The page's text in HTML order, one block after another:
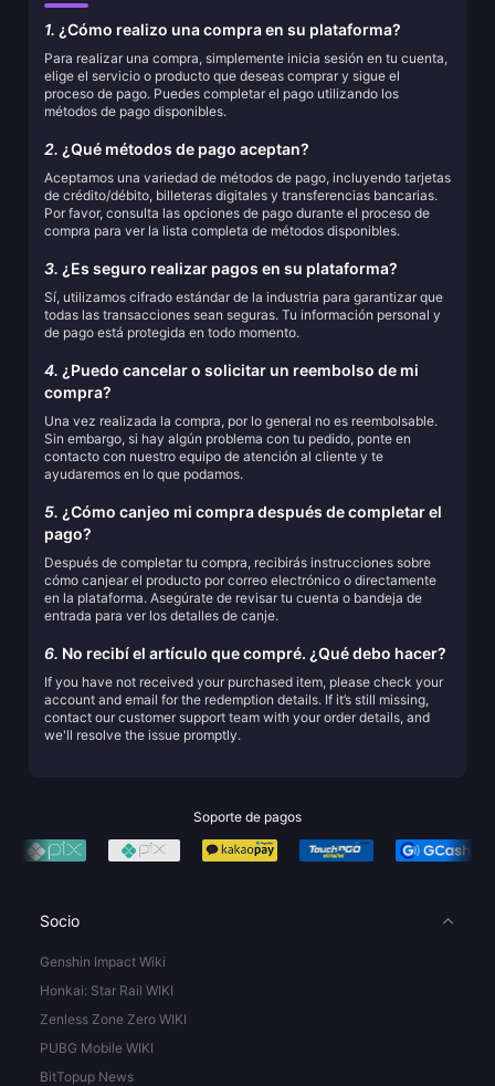
1. ¿Cómo realizo una compra en su plataforma?
Para realizar una compra, simplemente inicia sesión en tu cuenta,
elige el servicio o producto que deseas comprar y sigue el
proceso de pago. Puedes completar el pago utilizando los
métodos de pago disponibles.
2. ¿Qué métodos de pago aceptan?
Aceptamos una variedad de métodos de pago, incluyendo tarjetas
de crédito/débito, billeteras digitales y transferencias bancarias.
Por favor, consulta las opciones de pago durante el proceso de
compra para ver la lista completa de métodos disponibles.
3. ¿Es seguro realizar pagos en su plataforma?
Sí, utilizamos cifrado estándar de la industria para garantizar que
todas las transacciones sean seguras. Tu información personal y
de pago está protegida en todo momento.
4. ¿Puedo cancelar o solicitar un reembolso de mi
compra?
Una vez realizada la compra, por lo general no es reembolsable.
Sin embargo, si hay algún problema con tu pedido, ponte en
contacto con nuestro equipo de atención al cliente y te
ayudaremos en lo que podamos.
5. ¿Cómo canjeo mi compra después de completar el
pago?
Después de completar tu compra, recibirás instrucciones sobre
cómo canjear el producto por correo electrónico o directamente
en la plataforma. Asegúrate de revisar tu cuenta o bandeja de
entrada para ver los detalles de canje.
6. No recibí el artículo que compré. ¿Qué debo hacer?
If you have not received your purchased item, please check your
account and email for the redemption details. If it’s still missing,
contact our customer support team with your order details, and
we'll resolve the issue promptly.
Soporte de pagos
Socio
Genshin Impact Wiki
Honkai: Star Rail WIKI
Zenless Zone Zero WIKI
PUBG Mobile WIKI
BitTopup News